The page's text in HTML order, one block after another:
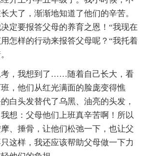
大了，渐渐地知道了他们的辛苦。
定要报答父母的养育之恩！“我现在
怎样的行动来报答父母呢？“我托着
，我想到了……随着自己长大，看
，他们从红光满面的脸庞变得憔
白头发替代了乌黑、油亮的头发，
想：父母他们上班真辛苦啊！所以
、捶骨，让他们松弛一下，也让父
这样，我还应该帮助父母做一下力